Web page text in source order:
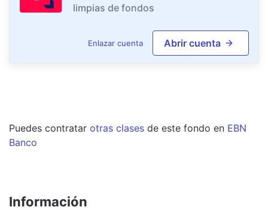
limpias de fondos
Enlazar cuenta Abrir cuenta
Puedes contratar otras clases de este fondo en EBN
Banco
Información